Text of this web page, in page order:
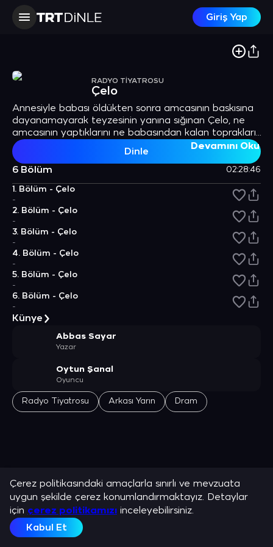
Giriş Yap
RADYO TİYATROSU
Çelo
Annesiyle babası öldükten sonra amcasının baskısına
dayanamayarak teyzesinin yanına sığınan Çelo, ne
amcasının yaptıklarını ne babasından kalan toprakları
ne de amcakızı Kezik'i unutur. Yazar: Abbas Sayar
Devamını Oku
Dinle
6 Bölüm
02:28:46
1. Bölüm - Çelo
-
2. Bölüm - Çelo
-
3. Bölüm - Çelo
-
4. Bölüm - Çelo
-
5. Bölüm - Çelo
-
6. Bölüm - Çelo
-
Künye
Abbas Sayar
Yazar
Oytun Şanal
Oyuncu
Radyo Tiyatrosu Arkası Yarın Dram
Çerez politikasındaki amaçlarla sınırlı ve mevzuata
uygun şekilde çerez konumlandırmaktayız. Detaylar
için çerez politikamızı inceleyebilirsiniz.
Kabul Et